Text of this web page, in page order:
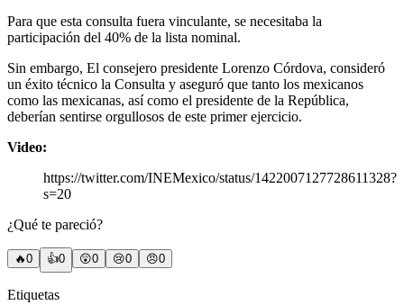
Para que esta consulta fuera vinculante, se necesitaba la
participación del 40% de la lista nominal.
Sin embargo, El consejero presidente Lorenzo Córdova, consideró
un éxito técnico la Consulta y aseguró que tanto los mexicanos
como las mexicanas, así como el presidente de la República,
deberían sentirse orgullosos de este primer ejercicio.
Video:
https://twitter.com/INEMexico/status/1422007127728611328?
s=20
¿Qué te pareció?
🔥0 👍0 😲0 😢0 😠0
Etiquetas